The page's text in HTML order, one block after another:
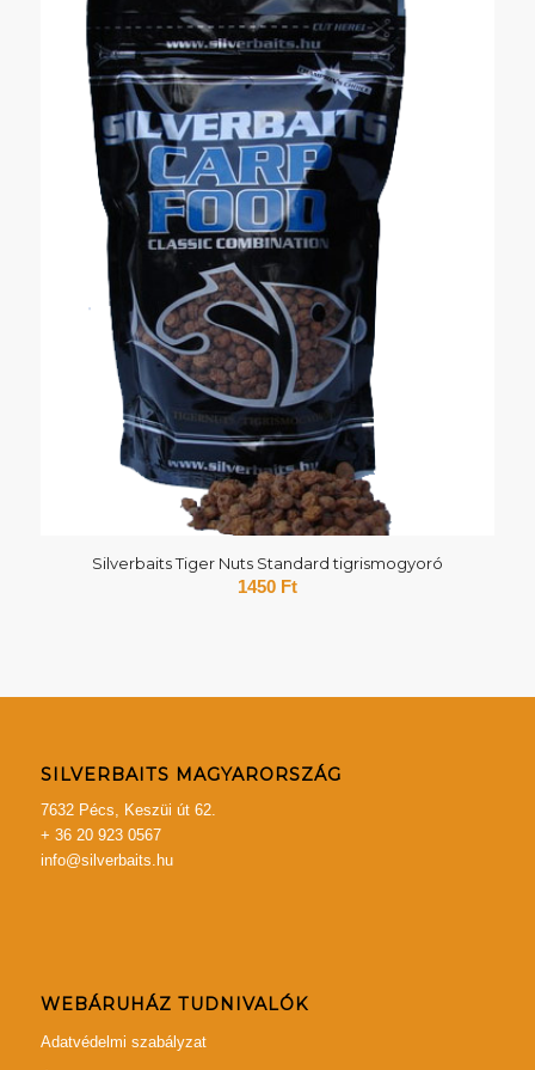
Silverbaits Tiger Nuts Standard tigrismogyoró
1450 Ft
SILVERBAITS MAGYARORSZÁG
7632 Pécs, Keszüi út 62.
+ 36 20 923 0567
info@silverbaits.hu
WEBÁRUHÁZ TUDNIVALÓK
Adatvédelmi szabályzat